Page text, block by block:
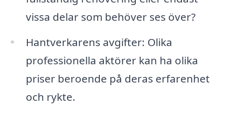
vissa delar som behöver ses över?
Hantverkarens avgifter: Olika
professionella aktörer kan ha olika
priser beroende på deras erfarenhet
och rykte.